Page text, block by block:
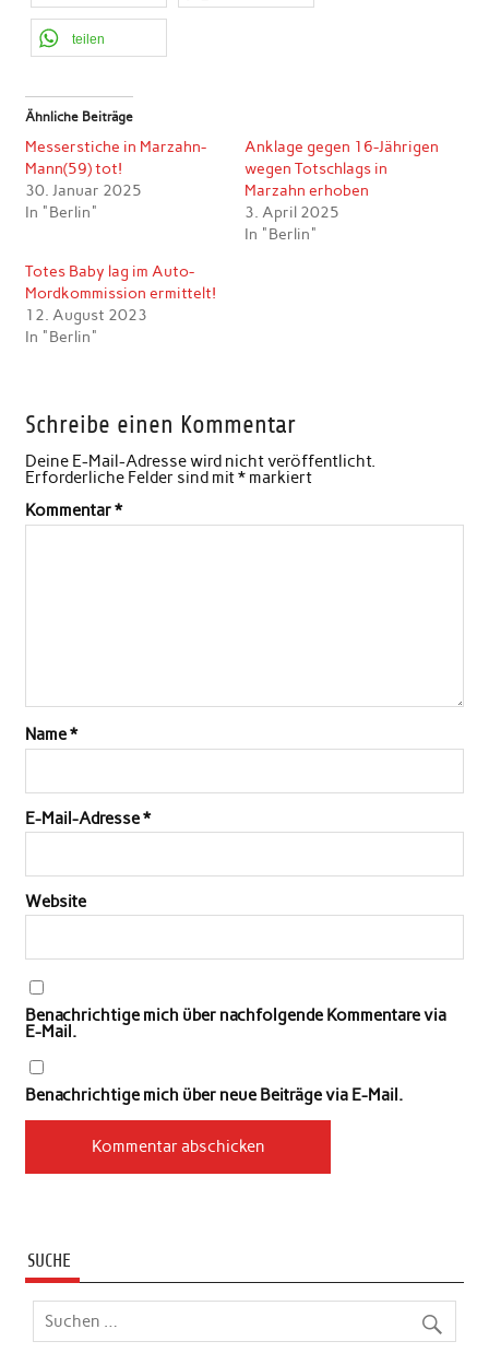
teilen
Ähnliche Beiträge
Messerstiche in Marzahn-
Mann(59) tot!
30. Januar 2025
In "Berlin"
Anklage gegen 16-Jährigen
wegen Totschlags in
Marzahn erhoben
3. April 2025
In "Berlin"
Totes Baby lag im Auto-
Mordkommission ermittelt!
12. August 2023
In "Berlin"
Schreibe einen Kommentar
Deine E-Mail-Adresse wird nicht veröffentlicht.
Erforderliche Felder sind mit*markiert
Kommentar*
Name*
E-Mail-Adresse*
Website
Benachrichtige mich über nachfolgende Kommentare via
E-Mail.
Benachrichtige mich über neue Beiträge via E-Mail.
SUCHE